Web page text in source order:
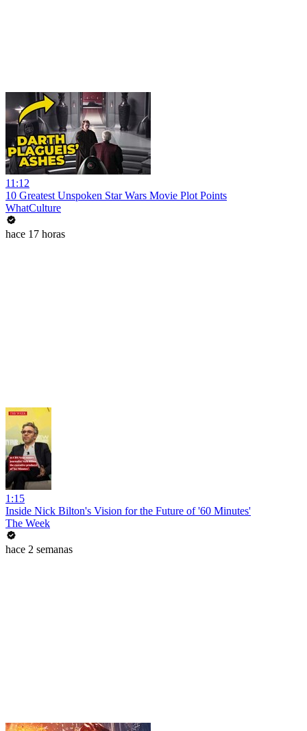
11:12
10 Greatest Unspoken Star Wars Movie Plot Points
WhatCulture
hace 17 horas
1:15
Inside Nick Bilton's Vision for the Future of '60 Minutes'
The Week
hace 2 semanas